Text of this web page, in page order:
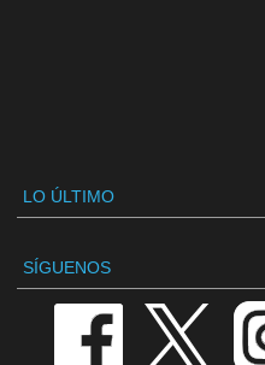
LO ÚLTIMO
SÍGUENOS